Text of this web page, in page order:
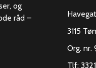
og
råd –
3115
Org. nr.
Tlf: